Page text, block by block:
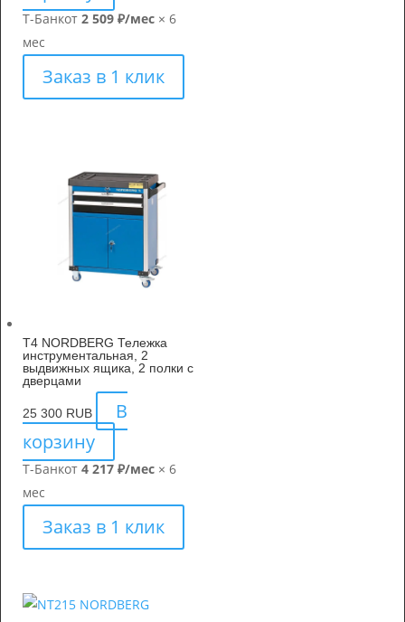
Т-Банкот 2 509 ₽/мес × 6
мес
Заказ в 1 клик
T4 NORDBERG Тележка
инструментальная, 2
выдвижных ящика, 2 полки с
дверцами
25 300 RUB
В
корзину
Т-Банкот 4 217 ₽/мес × 6
мес
Заказ в 1 клик